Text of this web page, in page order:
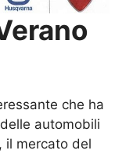
che ha
automobili
il mercato del